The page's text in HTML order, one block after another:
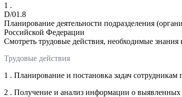
1 .
D/01.8
Планирование деятельности подразделения
Российской Федерации
Смотреть трудовые действия, необходимые
Трудовые действия
1 . Планирование и постановка задач сотрудникам
2 . Получение и анализ информации о выявленных